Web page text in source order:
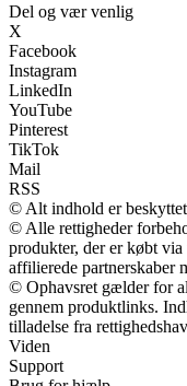
Del og vær venlig
X
Facebook
Instagram
LinkedIn
YouTube
Pinterest
TikTok
Mail
RSS
© Alt indhold er
© Alle rettigheder
produkter, der er købt
affilierede partnerskaber
© Ophavsret gælder for
gennem produktlinks.
tilladelse fra
Viden
Support